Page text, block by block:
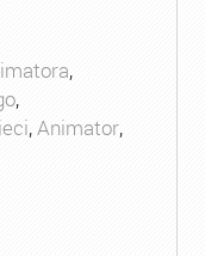
,
,
,Animator,